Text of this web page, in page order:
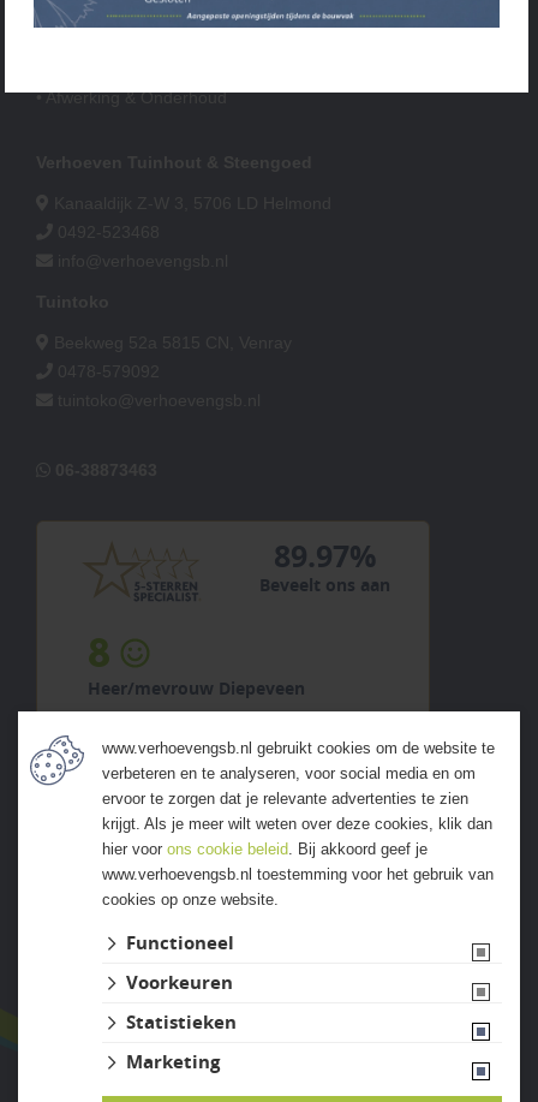
• Tuinhuis & Overkapping
• Afwerking & Onderhoud
89.97%
Beveelt ons aan
8
Heer/mevrouw Diepeveen
"Ruim assortiment en fijn
geholpen."
previous next
www.verhoevengsb.nl gebruikt cookies om de website te
verbeteren en te analyseren, voor social media en om
ervoor te zorgen dat je relevante advertenties te zien
krijgt. Als je meer wilt weten over deze cookies, klik dan
hier voor ons cookie beleid. Bij akkoord geef je
www.verhoevengsb.nl toestemming voor het gebruik van
cookies op onze website.
Functioneel
Voorkeuren
Statistieken
Marketing